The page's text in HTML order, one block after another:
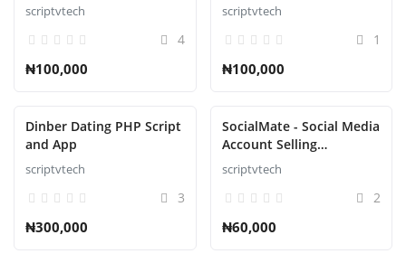
scriptvtech
4
₦100,000
scriptvtech
1
₦100,000
Dinber Dating PHP Script
and App
scriptvtech
3
₦300,000
SocialMate - Social Media
Account Selling
Marketplace Script
scriptvtech
2
₦60,000